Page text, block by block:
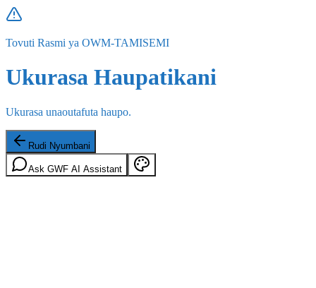
Tovuti Rasmi ya OWM-TAMISEMI
Ukurasa Haupatikani
Ukurasa unaoutafuta haupo.
Rudi Nyumbani
Ask GWF AI Assistant